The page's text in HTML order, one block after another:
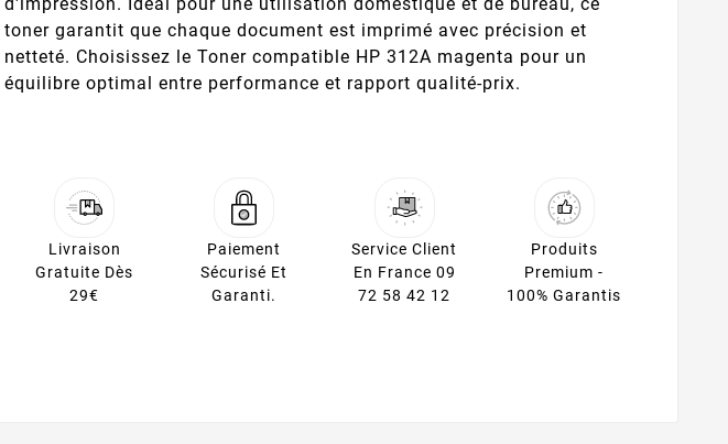
toner garantit que chaque document est imprimé avec précision et
netteté. Choisissez le Toner compatible HP 312A magenta pour un
équilibre optimal entre performance et rapport qualité-prix.
Livraison
Gratuite Dès
29€
Paiement
Sécurisé Et
Garanti.
Service Client
En France 09
72 58 42 12
Produits
Premium -
100% Garantis